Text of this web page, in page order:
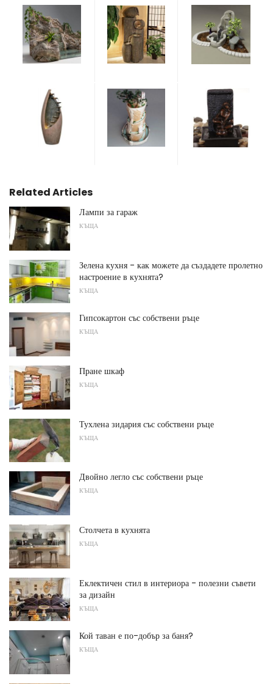
Related Articles
Лампи за гараж
КЪЩА
Зелена кухня - как можете да създадете пролетно
настроение в кухнята?
КЪЩА
Гипсокартон със собствени ръце
КЪЩА
Пране шкаф
КЪЩА
Тухлена зидария със собствени ръце
КЪЩА
Двойно легло със собствени ръце
КЪЩА
Столчета в кухнята
КЪЩА
Еклектичен стил в интериора - полезни съвети
за дизайн
КЪЩА
Кой таван е по-добър за баня?
КЪЩА